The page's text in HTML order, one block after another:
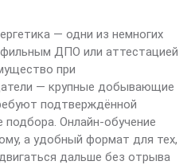
— одни из немногих
ДПО или аттестацией
при
— крупные добывающие
подтверждённой
Онлайн-обучение
а удобный формат для тех,
дальше без отрыва